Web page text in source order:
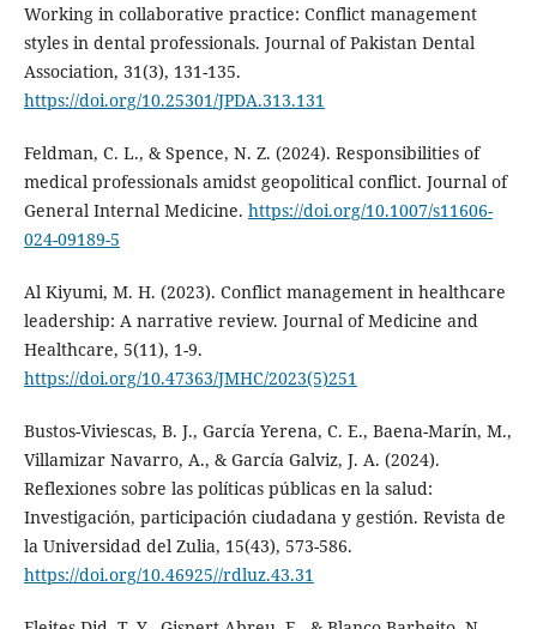
Working in collaborative practice: Conflict management
styles in dental professionals. Journal of Pakistan Dental
Association, 31(3), 131-135.
https://doi.org/10.25301/JPDA.313.131
Feldman, C. L., & Spence, N. Z. (2024). Responsibilities of
medical professionals amidst geopolitical conflict. Journal of
General Internal Medicine. https://doi.org/10.1007/s11606-
024-09189-5
Al Kiyumi, M. H. (2023). Conflict management in healthcare
leadership: A narrative review. Journal of Medicine and
Healthcare, 5(11), 1-9.
https://doi.org/10.47363/JMHC/2023(5)251
Bustos-Viviescas, B. J., García Yerena, C. E., Baena-Marín, M.,
Villamizar Navarro, A., & García Galviz, J. A. (2024).
Reflexiones sobre las políticas públicas en la salud:
Investigación, participación ciudadana y gestión. Revista de
la Universidad del Zulia, 15(43), 573-586.
https://doi.org/10.46925//rdluz.43.31